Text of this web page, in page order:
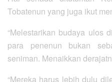
Tobatenun yang juga ikut
“Melestarikan budaya ulos
para penenun bukan
seniman. Menaikkan
“Mereka harus lebih dulu